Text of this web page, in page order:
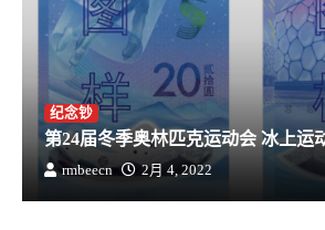
纪念钞
第24届冬季奥林匹克运动会 冰上运
rmbeecn 2月 4, 2022